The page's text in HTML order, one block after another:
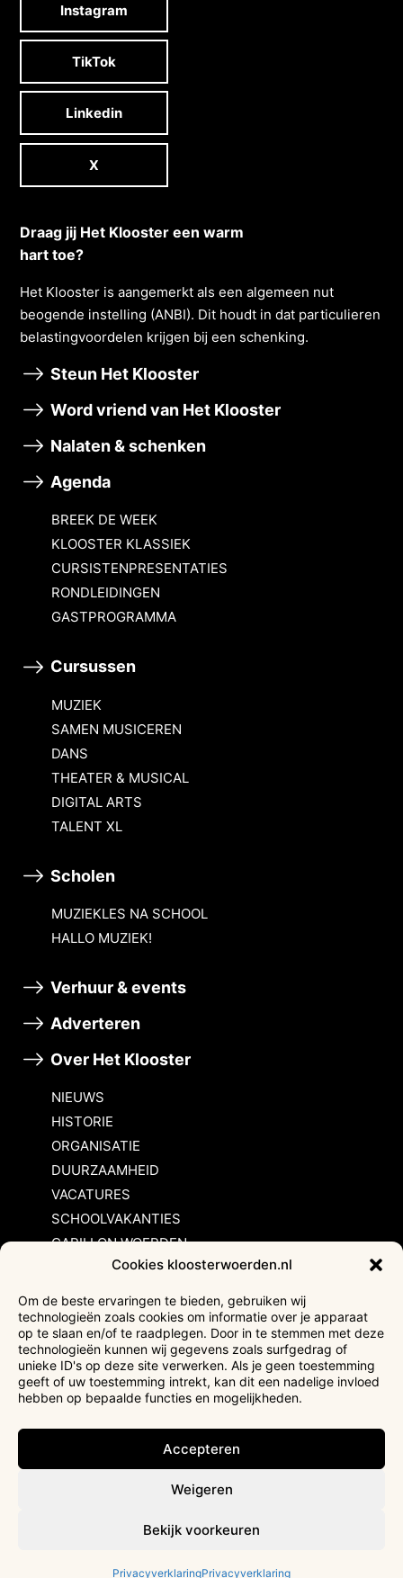
Cookies kloosterwoerden.nl
Om de beste ervaringen te bieden, gebruiken wij
technologieën zoals cookies om informatie over je apparaat
op te slaan en/of te raadplegen. Door in te stemmen met deze
technologieën kunnen wij gegevens zoals surfgedrag of
unieke ID's op deze site verwerken. Als je geen toestemming
geeft of uw toestemming intrekt, kan dit een nadelige invloed
hebben op bepaalde functies en mogelijkheden.
Accepteren
Weigeren
Bekijk voorkeuren
PrivacyverklaringPrivacyverklaring
Instagram
TikTok
Linkedin
X
Draag jij Het Klooster een warm
hart toe?
Het Klooster is aangemerkt als een algemeen nut
beogende instelling (ANBI). Dit houdt in dat particulieren
belastingvoordelen krĳgen bĳ een schenking.
Steun Het Klooster
Word vriend van Het Klooster
Nalaten & schenken
Agenda
BREEK DE WEEK
KLOOSTER KLASSIEK
CURSISTENPRESENTATIES
RONDLEIDINGEN
GASTPROGRAMMA
Cursussen
MUZIEK
SAMEN MUSICEREN
DANS
THEATER & MUSICAL
DIGITAL ARTS
TALENT XL
Scholen
MUZIEKLES NA SCHOOL
HALLO MUZIEK!
Verhuur & events
Adverteren
Over Het Klooster
NIEUWS
HISTORIE
ORGANISATIE
DUURZAAMHEID
VACATURES
SCHOOLVAKANTIES
CARILLON WOERDEN
Inschrijvingsvoorwaarden
Bezoekersvoorwaarden
Huurvoorwaarden
Privacyverklaring
Ticketverkoop